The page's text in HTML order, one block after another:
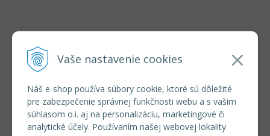
Vaše nastavenie cookies
Náš e-shop používa súbory cookie, ktoré sú dôležité
pre zabezpečenie správnej funkčnosti webu a s vašim
súhlasom o.i. aj na personalizáciu, marketingové či
analytické účely. Používaním našej webovej lokality
INFOLINKA
+421 37 6586 731
VŠETKO O NÁKUPE
REGISTRÁCIA VEĽKOOBCHOD